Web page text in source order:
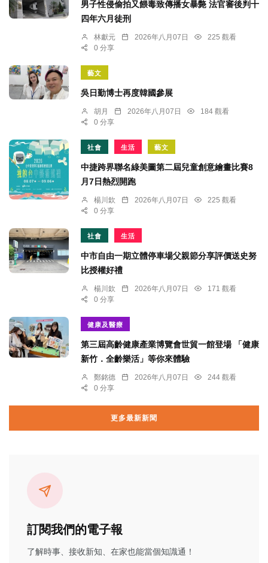
男子性侵偷拍又餵毒致傳播女暴斃 法官審後判十
四年六月徒刑
林獻元 2026年八月07日
225 觀看
0 分享
藝文
吳日勤博士再度韓國參展
胡月 2026年八月07日
184 觀看
0 分享
社會 生活 藝文
中捷跨界聯名綠美圖第二屆兒童創意繪畫比賽8
月7日熱烈開跑
楊川欽 2026年八月07日
225 觀看
0 分享
社會 生活
中市自由一期立體停車場父親節分享評價送史努
比授權好禮
楊川欽 2026年八月07日
171 觀看
0 分享
健康及醫療
第三屆高齡健康產業博覽會世貿一館登場 「健康
新竹．全齡樂活」等你來體驗
鄭銘德 2026年八月07日
244 觀看
0 分享
更多最新新聞
訂閱我們的電子報
了解時事、接收新知、在家也能當個知識通！